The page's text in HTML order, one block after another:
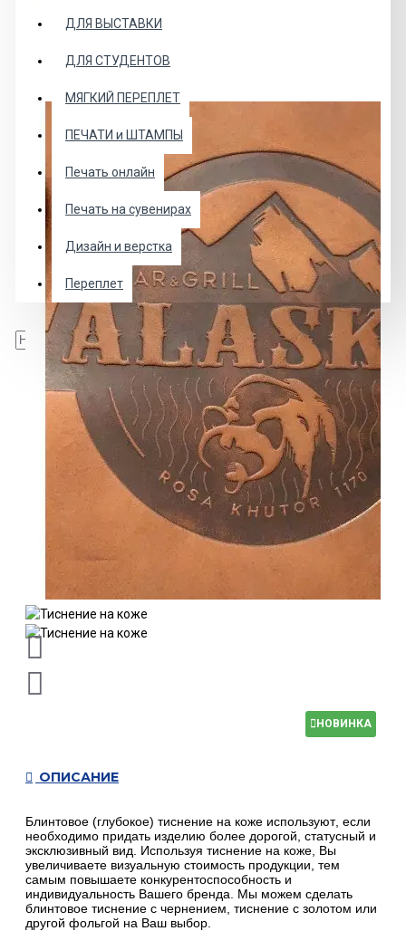
ДЛЯ ВЫСТАВКИ
ДЛЯ СТУДЕНТОВ
МЯГКИЙ ПЕРЕПЛЕТ
ПЕЧАТИ и ШТАМПЫ
Печать онлайн
Печать на сувенирах
Дизайн и верстка
Переплет
НОВИНКА
ОПИСАНИЕ
Блинтовое (глубокое) тиснение на коже используют, если
необходимо придать изделию более дорогой, статусный и
эксклюзивный вид. Используя тиснение на коже, Вы
увеличиваете визуальную стоимость продукции, тем
самым повышаете конкурентоспособность и
индивидуальность Вашего бренда. Мы можем сделать
блинтовое тиснение с чернением, тиснение с золотом или
другой фольгой на Ваш выбор.